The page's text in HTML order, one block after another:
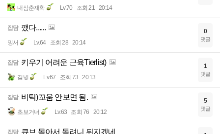
내삼춘재학 Lv.70 조회 21 20:14
잡담 깼다......
밍서 Lv.64 조회 28 20:14
0
댓글
잡담 키우기 어려운 근육Tierlist)
겸빛 Lv.67 조회 73 20:13
1
댓글
잡담 비틱)꼬움 안보면 됨.
초보거너 Lv.63 조회 76 20:12
5
댓글
잡담 큐브 몰아서 돌려니 뒤지겠네